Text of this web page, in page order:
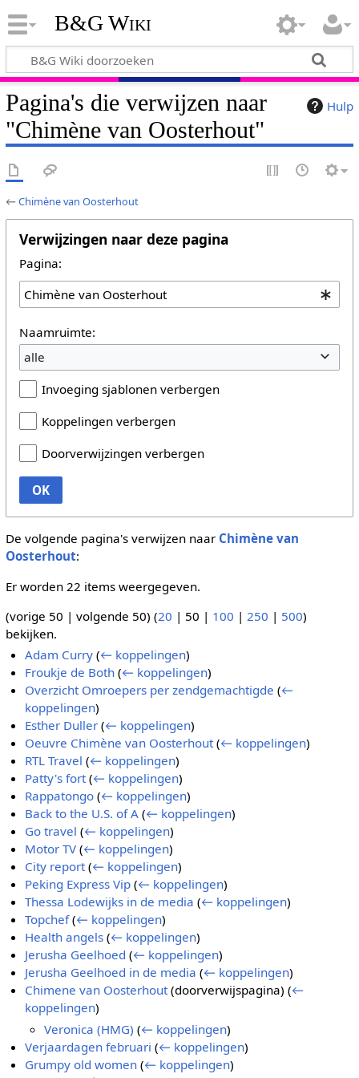
B&G Wiki
Hulp
Pagina's die verwijzen naar
"Chimène van Oosterhout"
←Chimène van Oosterhout
Verwijzingen naar deze pagina
Pagina:
Naamruimte:
alle
Invoeging sjablonen verbergen
Koppelingen verbergen
Doorverwijzingen verbergen
OK
De volgende pagina's verwijzen naar Chimène van
Oosterhout:
Er worden 22 items weergegeven.
(vorige 50 | volgende 50) (20 | 50 | 100 | 250 | 500)
bekijken.
Adam Curry (← koppelingen)
Froukje de Both (← koppelingen)
Overzicht Omroepers per zendgemachtigde (←
koppelingen)
Esther Duller (← koppelingen)
Oeuvre Chimène van Oosterhout (← koppelingen)
RTL Travel (← koppelingen)
Patty's fort (← koppelingen)
Rappatongo (← koppelingen)
Back to the U.S. of A (← koppelingen)
Go travel (← koppelingen)
Motor TV (← koppelingen)
City report (← koppelingen)
Peking Express Vip (← koppelingen)
Thessa Lodewijks in de media (← koppelingen)
Topchef (← koppelingen)
Health angels (← koppelingen)
Jerusha Geelhoed (← koppelingen)
Jerusha Geelhoed in de media (← koppelingen)
Chimene van Oosterhout(doorverwijspagina)(←
koppelingen)
Veronica (HMG) (← koppelingen)
Verjaardagen februari (← koppelingen)
Grumpy old women (← koppelingen)